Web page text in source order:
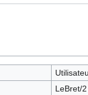
LeBret/